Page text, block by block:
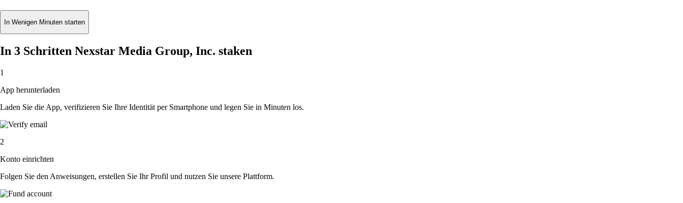
In Wenigen Minuten starten
In 3 Schritten Nexstar Media Group, Inc. staken
1
App herunterladen
Laden Sie die App, verifizieren Sie Ihre Identität per Smartphone und legen Sie in Minuten los.
2
Konto einrichten
Folgen Sie den Anweisungen, erstellen Sie Ihr Profil und nutzen Sie unsere Plattform.